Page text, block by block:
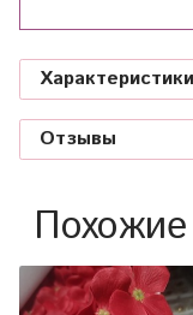
Характеристики
Отзывы